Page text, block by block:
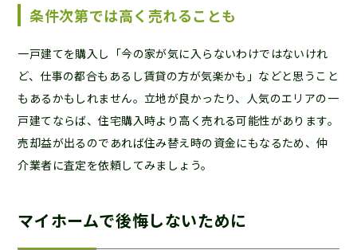
条件次第では高く売れることも
一戸建てを購入し「今の家が気に入らないわけではないけれ
ど、仕事の都合もあるし賃貸の方が気楽かも」などと思うこと
もあるかもしれません。立地が良かったり、人気のエリアの一
戸建てならば、住宅購入時より高く売れる可能性があります。
売却益が出るのであれば住み替え時の資金にもなるため、仲
介業者に査定を依頼してみましょう。
マイホームで後悔しないために